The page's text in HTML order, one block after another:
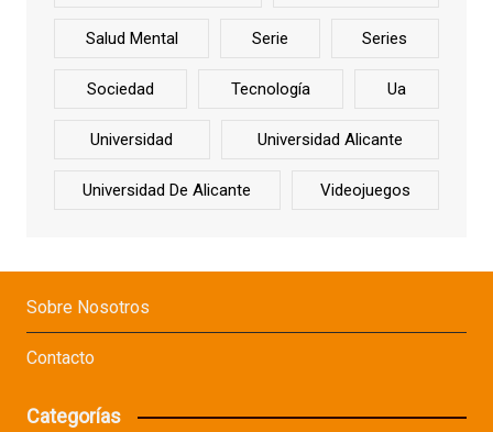
Salud Mental Serie Series
Sociedad Tecnología Ua
Universidad Universidad Alicante
Universidad De Alicante Videojuegos
Sobre Nosotros
Contacto
Categorías